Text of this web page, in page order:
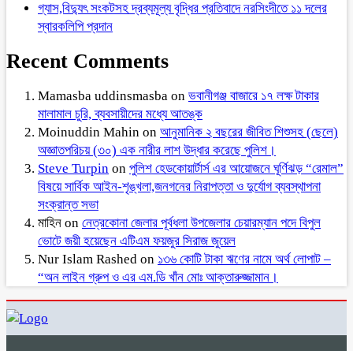
গ্যাস,বিদ্যুৎ সংকটসহ দ্রব্যমূল্য বৃদ্ধির প্রতিবাদে নরসিংদীতে ১১ দলের
স্বারকলিপি প্রদান
Recent Comments
Mamasba uddinsmasba on ভবানীগঞ্জ বাজারে ১৭ লক্ষ টাকার
মালামাল চুরি, ব্যবসায়ীদের মধ্যে আতঙ্ক
Moinuddin Mahin on আনুমানিক ২ বছরের জীবিত শিশুসহ (ছেলে)
অজ্ঞাতপরিচয় (৩০) এক নারীর লাশ উদ্ধার করেছে পুলিশ।
Steve Turpin on পুলিশ হেডকোয়ার্টার্স এর আয়োজনে ঘূর্ণিঝড় “রেমাল”
বিষয়ে সার্বিক আইন-শৃঙ্খলা,জনগনের নিরাপত্তা ও দুর্যোগ ব্যবস্থাপনা
সংক্রান্ত সভা
মাহিন on নেত্রকোনা জেলার পূর্বধলা উপজেলার চেয়ারম্যান পদে বিপুল
ভোটে জয়ী হয়েছেন এটিএম ফয়জুর সিরাজ জুয়েল
Nur Islam Rashed on ১৩৬ কোটি টাকা ঋণের নামে অর্থ লোপাট –
“অন লাইন গ্রুপ ও এর এম.ডি খাঁন মোঃ আক্তারুজ্জামান।